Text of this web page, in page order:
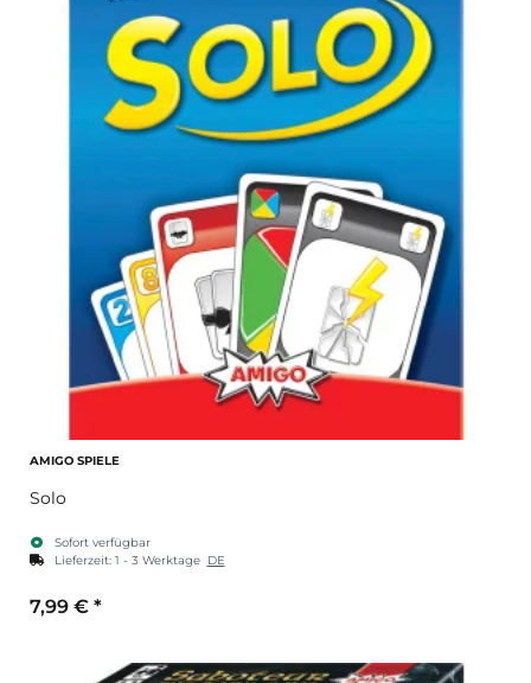
AMIGO SPIELE
Solo
Sofort verfügbar
Lieferzeit: 1 - 3 Werktage DE
7,99 € *